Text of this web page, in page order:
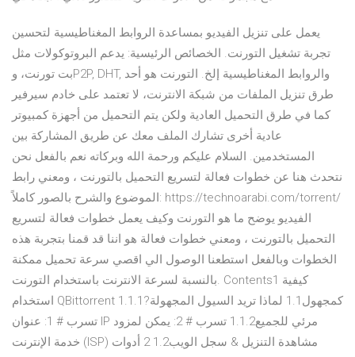
يعمل على تنزيل الفيديو بمساعدة الروابط المغناطيسية لتحسين
تجربة تشغيل التورنت. الخصائص الرئيسية: يدعم البروتوكولات مثل
بت تورنت، وP2P, DHT, والروابط المغناطيسية إلخ. التورنت هو أحد
طرق تنزيل الملفات من شبكة الانترنت، لا تعتمد على خادم سيرفير
كما في طرق التحميل العادية ولكن يتم التحميل من أجهزة كمبيوتر
عادية أخرى تشارك الملف معك عن طريق المشاركة بين
المستخدمين. السلام عليكم ورحمة الله وبركاته نعم بالفعل نحن
نتحدث هنا عن خطوات فعالة لتسريع التحميل بالتورنت ، ومعني رابط
الموضوع والشرح بالصور كاملاً: https://technoarabi.com/torrent/
الفيديو يوضح ما هو التورنت وكيف يعمل خطوات فعالة لتسريع
التحميل بالتورنت ، ومعني خطوات فعالة هو اننا قد قمنا بتجربة هذه
الخطوات وبالفعل استطعنا الوصول الي اقصي سرعة تحميل ممكنة
بالنسبة لسرعة الانترنت باستخدام التورنت. Contents1 كيفية
استخدام QBittorrent كمجهول1.1 لماذا تريد السيول المجهولة?1.1.1
تسرب # 1: عنوان IP مرئي للجميع1.1.2 تسرب # 2: يمكن لمزود
خدمة الإنترنت (ISP) مشاهدة التنزيل & سجل الويب1.2 2 أدوات